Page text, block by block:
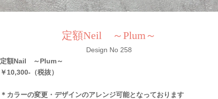
定額Neil ～Plum～
Design No 258
定額Nail ～Plum～
￥10,300-（税抜）
＊カラーの変更・デザインのアレンジ可能となっております